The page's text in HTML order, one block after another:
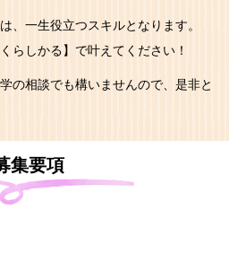
、一生役立つスキルとなります。
らしかる】で叶えてください！
の相談でも構いませんので、是非と
集要項